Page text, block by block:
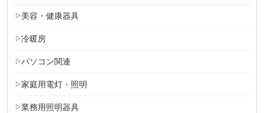
美容・健康器具
冷暖房
パソコン関連
家庭用電灯・照明
業務用照明器具